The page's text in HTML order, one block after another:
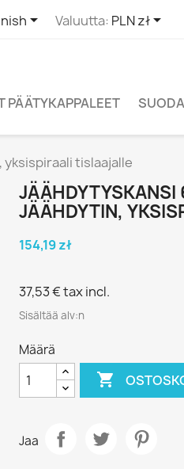
 Valuutta: PLN zł
PÄÄTYKAPPALEET
yksispiraali tislaajalle
JÄÄHDYTIN,
154,19 zł
37,53 €tax incl.
Sisältää alv:n
Määrä

Jaa